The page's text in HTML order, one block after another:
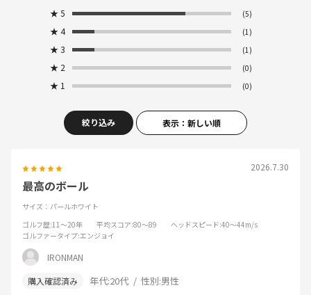
★ 5 (5)
★ 4 (1)
★ 3 (1)
★ 2 (0)
★ 1 (0)
絞り込み 表示：新しい順
2026.7.30
最高のボール
サイズ：パールホワイト
ゴルフ歴:11～20年 平均スコア:80～89 ヘッドスピード:40～44m/s
ゴルファータイプ:エンジョイ
IRONMAN
年代:20代 性別:男性